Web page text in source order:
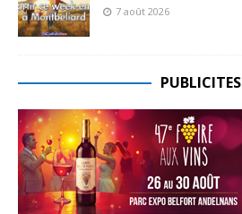
7 août 2026
PUBLICITES